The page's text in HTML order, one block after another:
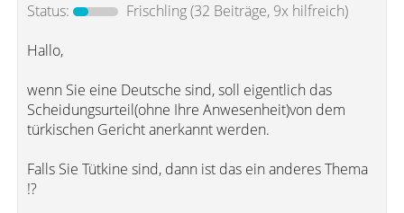
Status:
Frischling(32 Beiträge, 9x hilfreich)
Hallo,
wenn Sie eine Deutsche sind, soll eigentlich das
Scheidungsurteil(ohne Ihre Anwesenheit)von dem
türkischen Gericht anerkannt werden.
Falls Sie Tütkine sind, dann ist das ein anderes Thema
!?